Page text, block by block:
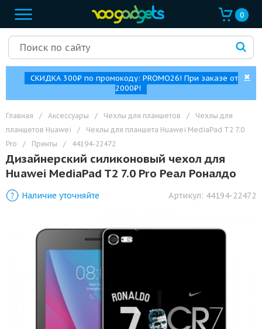
0
СКИДКА 300₽ по промокоду: PROMO26! При заказе от
2000₽!
✖
Главная / Аксессуары / Чехлы для планшетов /
Чехлы для
планшетов Huawei
/
Чехлы для планшета Huawei MediaPad T2 7.0
Pro
/ Принты / 44194-22472
Дизайнерский силиконовый чехол для
Huawei MediaPad T2 7.0 Pro Реал Роналдо
Наличие уточняйте Артикул: 44194-22472